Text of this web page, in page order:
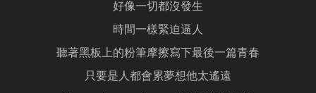
好像一切都沒發生
時間一樣緊迫逼人
聽著黑板上的粉筆摩擦寫下最後一篇青春
只要是人都會累夢想他太遙遠